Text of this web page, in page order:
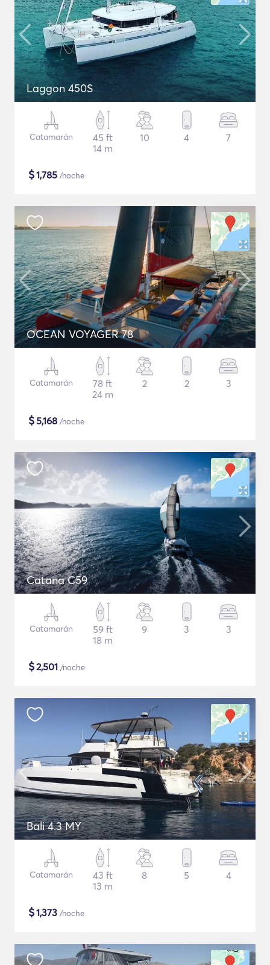
Laggon 450S
Catamarán
45 ft
14 m
10 4 7
$1,785 /noche
OCEAN VOYAGER 78
Catamarán
78 ft
24 m
2 2 3
$5,168 /noche
Catana C59
Catamarán
59 ft
18 m
9 3 3
$2,501 /noche
Bali 4.3 MY
Catamarán
43 ft
13 m
8 5 4
$1,373 /noche